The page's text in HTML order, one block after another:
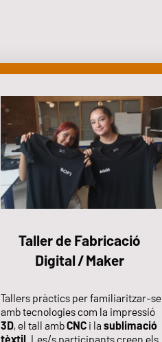
Taller de Fabricació
Digital / Maker
Tallers pràctics per familiaritzar-se
amb tecnologies com la impressió
3D, el tall ambCNC i la sublimació
tèxtil . Les/s participants creen els